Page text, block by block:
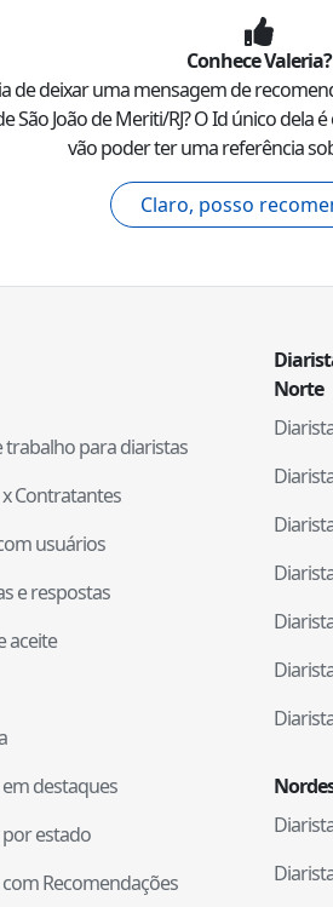
ConheceValeria?
de deixar uma mensagem de
São João de Meriti/RJ? O Id único dela é
vão poder ter uma referência
Claro, posso
trabalho para diaristas
Contratantes
usuários
e respostas
aceite
destaques
estado
Recomendações
Norte